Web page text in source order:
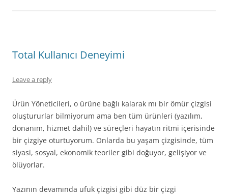
Total Kullanıcı Deneyimi
Leave a reply
Ürün Yöneticileri, o ürüne bağlı kalarak mı bir ömür çizgisi
oluştururlar bilmiyorum ama ben tüm ürünleri (yazılım,
donanım, hizmet dahil) ve süreçleri hayatın ritmi içerisinde
bir çizgiye oturtuyorum. Onlarda bu yaşam çizgisinde, tüm
siyasi, sosyal, ekonomik teoriler gibi doğuyor, gelişiyor ve
ölüyorlar.
Yazının devamında ufuk çizgisi gibi düz bir çizgi